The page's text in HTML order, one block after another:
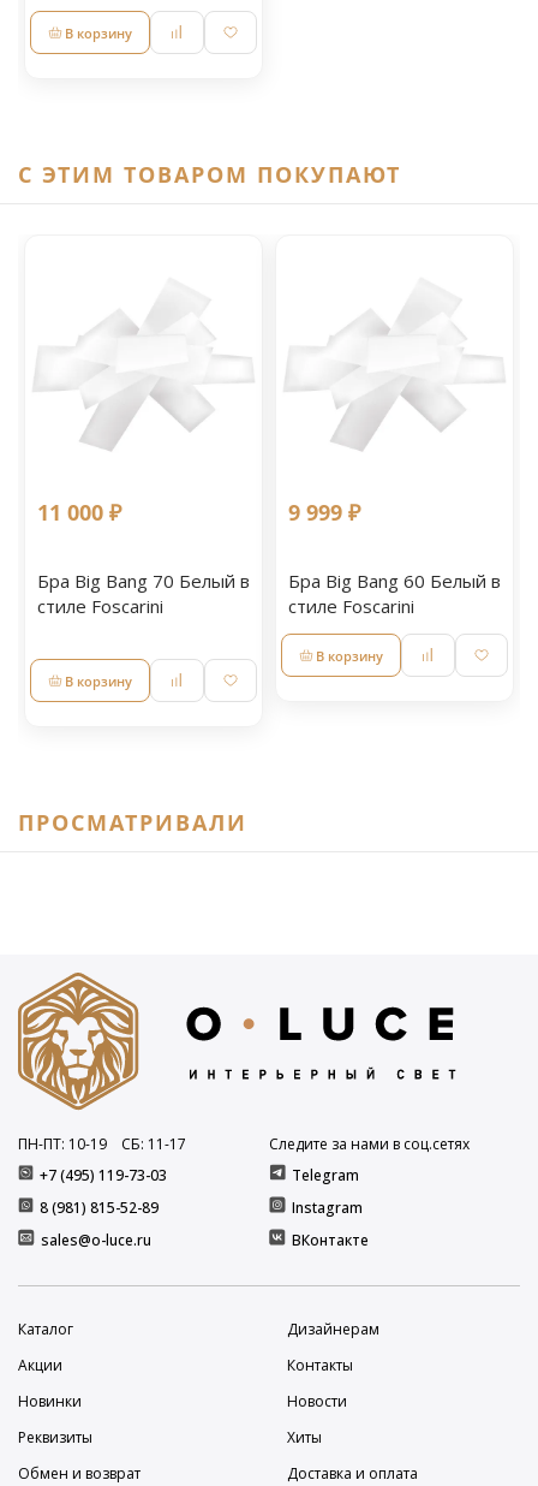
В корзину
C ЭТИМ ТОВАРОМ ПОКУПАЮТ
11 000 ₽
Бра Big Bang 70 Белый в
стиле Foscarini
В корзину
9 999 ₽
Бра Big Bang 60 Белый в
стиле Foscarini
В корзину
ПРОСМАТРИВАЛИ
+7 (495) 119-73-03
8 (981) 815-52-89
ПН-ПТ: 10-19 СБ: 11-17
sales@o-luce.ru
Следите за нами в соц.сетях
Telegram
Instagram
ВКонтакте
Каталог
Дизайнерам
Акции
Контакты
Новинки
Новости
Реквизиты
Хиты
Обмен и возврат
Доставка и оплата